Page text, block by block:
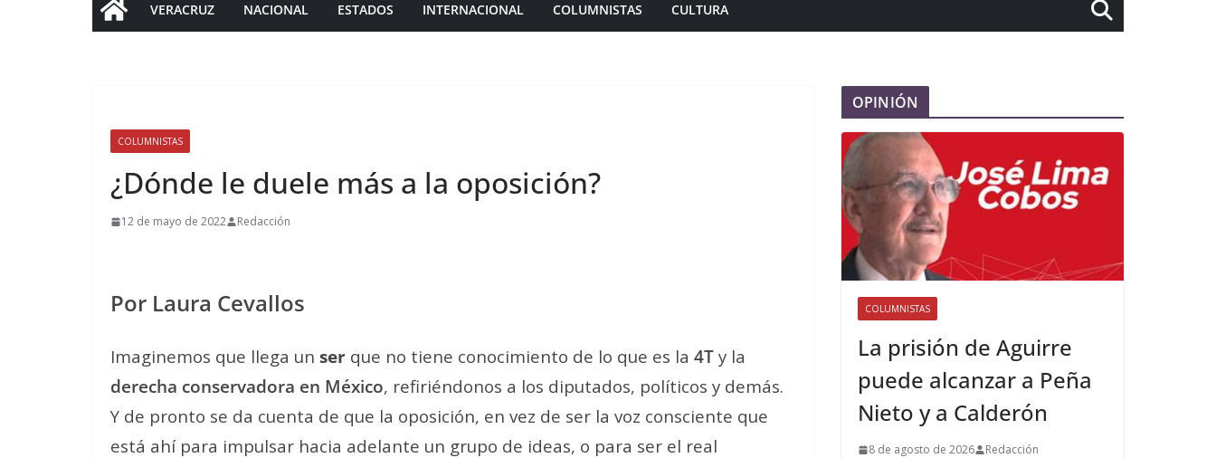
VERACRUZ NACIONAL ESTADOS INTERNACIONAL COLUMNISTAS CULTURA
COLUMNISTAS
¿Dónde le duele más a la oposición?
12 de mayo de 2022 Redacción
Por Laura Cevallos
Imaginemos que llega un ser que no tiene conocimiento de lo que es la 4T y la
derecha conservadora en México, refiriéndonos a los diputados, políticos y demás.
Y de pronto se da cuenta de que la oposición, en vez de ser la voz consciente que
está ahí para impulsar hacia adelante un grupo de ideas, o para ser el real
OPINIÓN
COLUMNISTAS
La prisión de Aguirre
puede alcanzar a Peña
Nieto y a Calderón
8 de agosto de 2026 Redacción